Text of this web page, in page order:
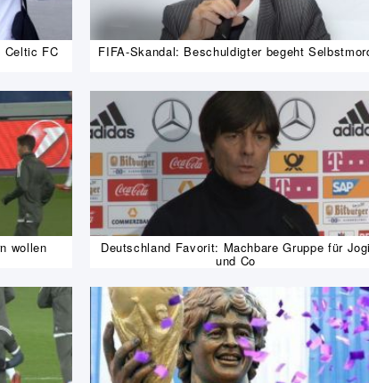
Celtic FC FIFA-Skandal: Beschuldigter begeht
wollen Deutschland Favorit: Machbare Gruppe für Jogi
und Co